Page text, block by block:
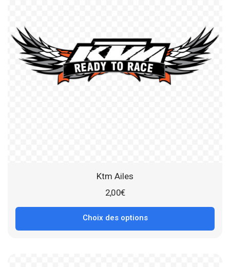
Ktm Ailes
2,00€
Choix des options